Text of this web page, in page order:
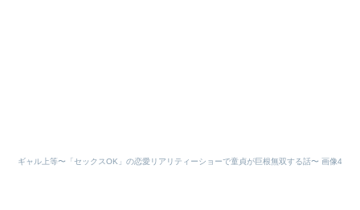
ギャル上等〜「セックスOK」の恋愛リアリティーショーで童貞が巨根無双する話〜 画像4